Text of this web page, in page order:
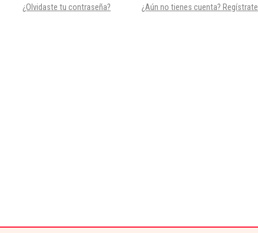
¿Olvidaste tu contraseña? ¿Aún no tienes cuenta? Regístrate